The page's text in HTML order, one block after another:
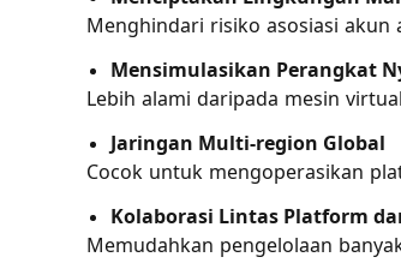
Menghindari risiko asosiasi akun
Mensimulasikan Perangkat
Lebih alami daripada mesin
Jaringan Multi-region Global
Cocok untuk mengoperasikan
Kolaborasi Lintas Platform
Memudahkan pengelolaan